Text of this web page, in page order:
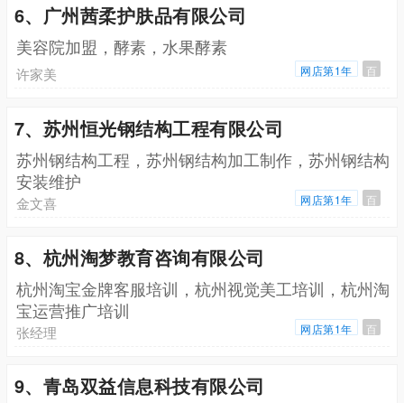
6、广州茜柔护肤品有限公司
美容院加盟，酵素，水果酵素
许家美 网店第1年 百
7、苏州恒光钢结构工程有限公司
苏州钢结构工程，苏州钢结构加工制作，苏州钢结构
安装维护
金文喜 网店第1年 百
8、杭州淘梦教育咨询有限公司
杭州淘宝金牌客服培训，杭州视觉美工培训，杭州淘
宝运营推广培训
张经理 网店第1年 百
9、青岛双益信息科技有限公司